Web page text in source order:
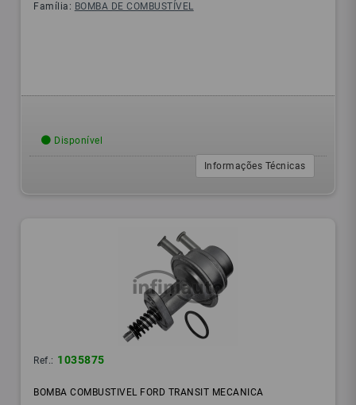
Família: BOMBA DE COMBUSTÍVEL
Disponível
Informações Técnicas
Ref.: 1035875
BOMBA COMBUSTIVEL FORD TRANSIT MECANICA